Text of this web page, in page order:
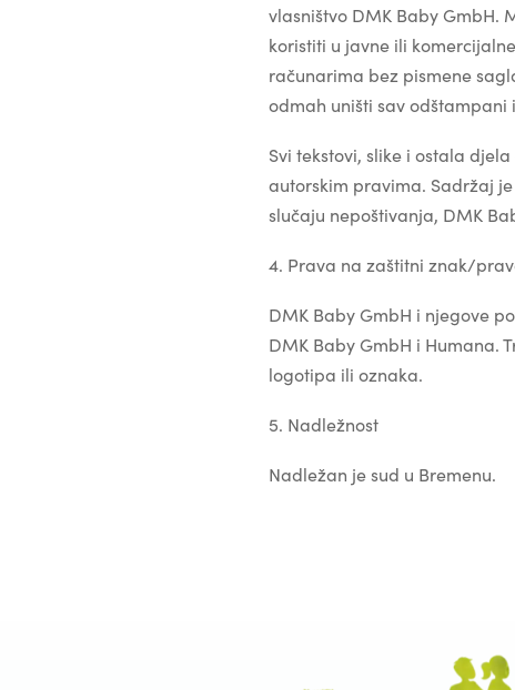
vlasništvo DMK Baby
koristiti u javne ili
računarima bez pismene
odmah uništi sav
Svi tekstovi, slike i ostala
autorskim pravima. Sadržaj
slučaju nepoštivanja, DMK
4. Prava na zaštitni znak/
DMK Baby GmbH i njegove
DMK Baby GmbH i Humana.
logotipa ili oznaka.
5. Nadležnost
Nadležan je sud u Bremenu.